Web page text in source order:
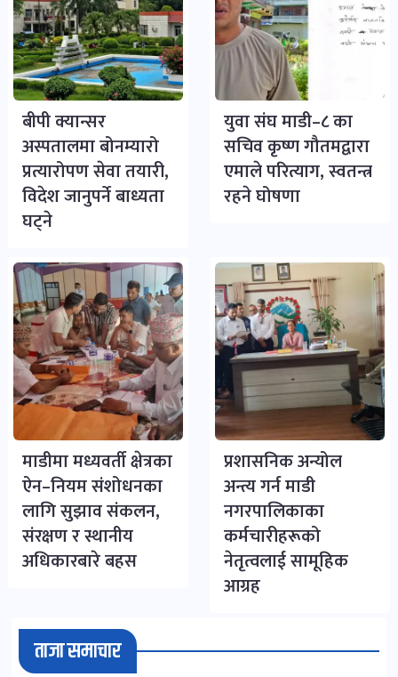
बीपी क्यान्सर
अस्पतालमा बोनम्यारो
प्रत्यारोपण सेवा तयारी,
विदेश जानुपर्ने बाध्यता
घट्ने
युवा संघ माडी–८ का
सचिव कृष्ण गौतमद्वारा
एमाले परित्याग, स्वतन्त्र
रहने घोषणा
माडीमा मध्यवर्ती क्षेत्रका
ऐन–नियम संशोधनका
लागि सुझाव संकलन,
संरक्षण र स्थानीय
अधिकारबारे बहस
प्रशासनिक अन्योल
अन्त्य गर्न माडी
नगरपालिकाका
कर्मचारीहरूको
नेतृत्वलाई सामूहिक
आग्रह
ताजा समाचार